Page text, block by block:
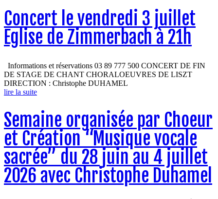
Concert le vendredi 3 juillet
Eglise de Zimmerbach à 21h
Informations et réservations 03 89 777 500 CONCERT DE FIN
DE STAGE DE CHANT CHORALOEUVRES DE LISZT
DIRECTION : Christophe DUHAMEL
lire la suite
Semaine organisée par Choeur
et Création “Musique vocale
sacrée” du 28 juin au 4 juillet
2026 avec Christophe Duhamel